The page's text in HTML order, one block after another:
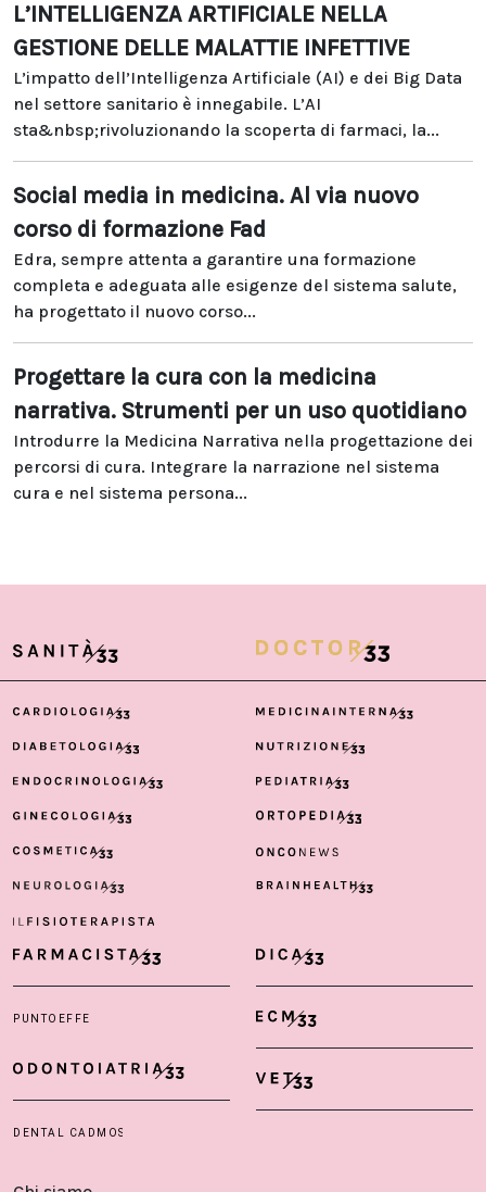
L’INTELLIGENZA ARTIFICIALE NELLA
GESTIONE DELLE MALATTIE INFETTIVE
L’impatto dell’Intelligenza Artificiale (AI) e dei Big Data
nel settore sanitario è innegabile. L’AI
sta&nbsp;rivoluzionando la scoperta di farmaci, la...
Social media in medicina. Al via nuovo
corso di formazione Fad
Edra, sempre attenta a garantire una formazione
completa e adeguata alle esigenze del sistema salute,
ha progettato il nuovo corso...
Progettare la cura con la medicina
narrativa. Strumenti per un uso quotidiano
Introdurre la Medicina Narrativa nella progettazione dei
percorsi di cura. Integrare la narrazione nel sistema
cura e nel sistema persona...